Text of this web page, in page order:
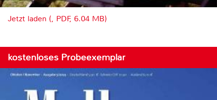
Jetzt laden (, PDF, 6.04 MB)
kostenloses Probeexemplar